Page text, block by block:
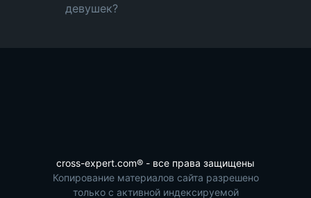
девушек?
cross-expert.com® - все права защищены
Копирование материалов сайта разрешено
только с активной индексируемой